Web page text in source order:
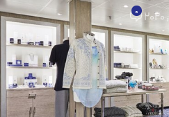
0
بوتیک
پیش آمده که برای خرید لباس
اید ، یا در مقابل برای فروش محصولات
خود داشته اند .